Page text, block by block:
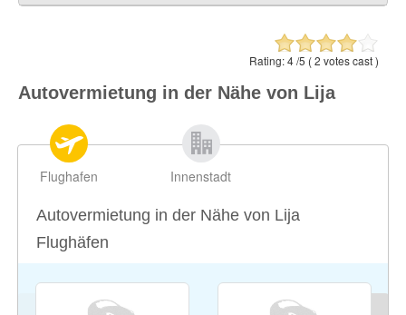
Rating:4/5 (2 votes cast )
Autovermietung in der Nähe von Lija
Flughafen Innenstadt
Autovermietung in der Nähe von Lija
Flughäfen
Birkirkara0.86 ml / 1.38 km
Naxxar